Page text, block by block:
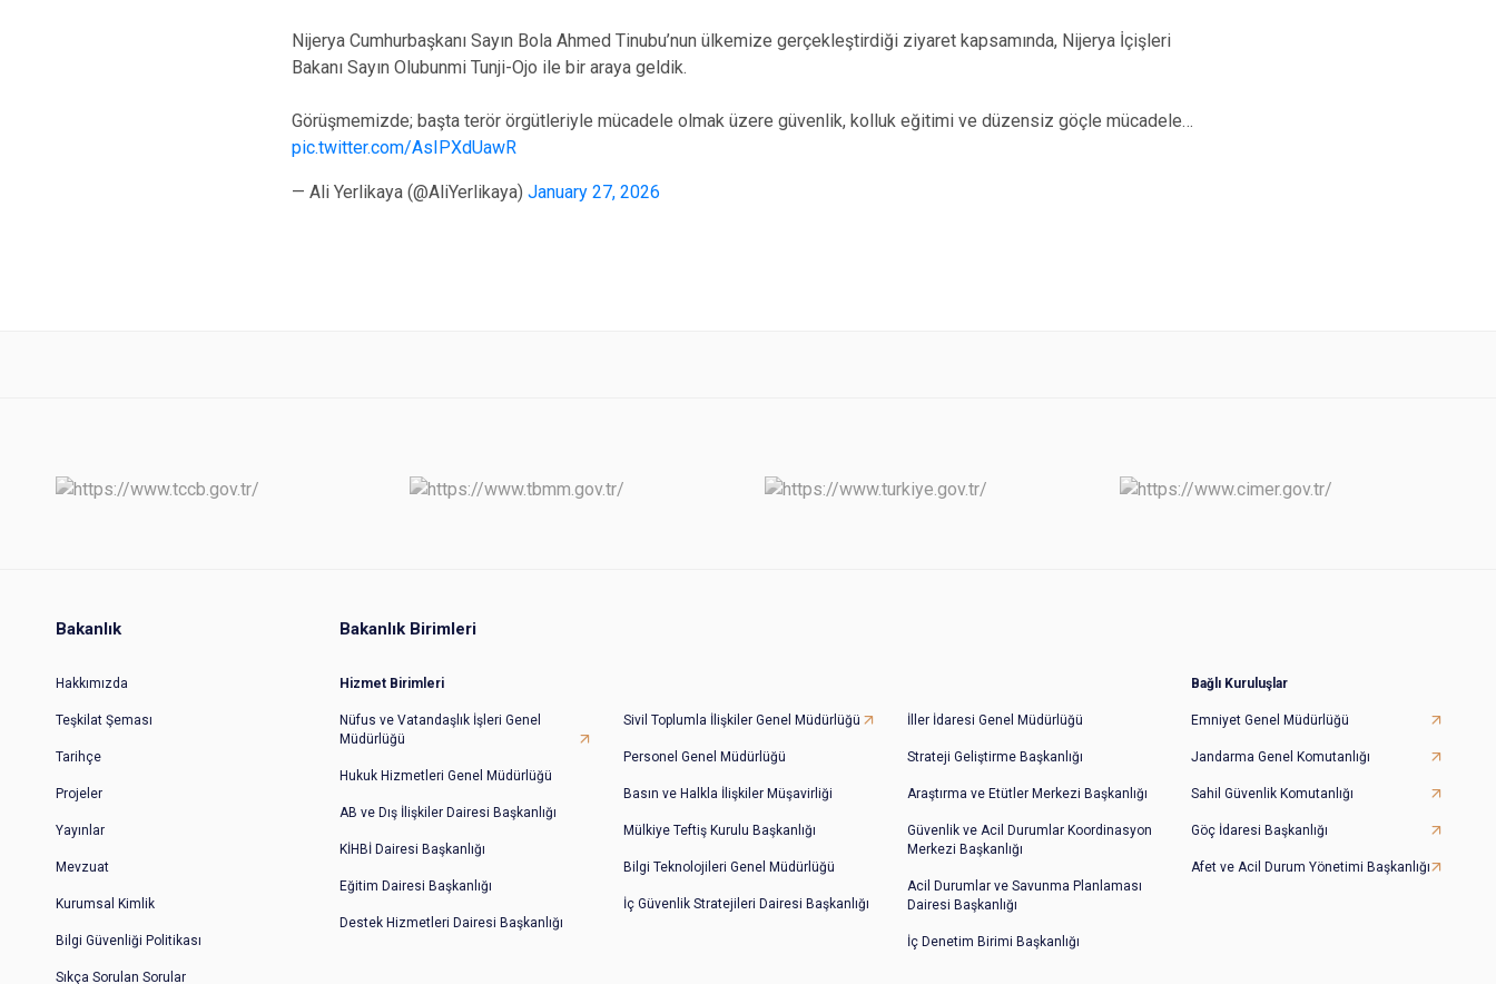
Nijerya Cumhurbaşkanı Sayın Bola Ahmed Tinubu’nun ülkemize gerçekleştirdiği ziyaret kapsamında, Nijerya İçişleri
Bakanı Sayın Olubunmi Tunji-Ojo ile bir araya geldik.
Görüşmemizde; başta terör örgütleriyle mücadele olmak üzere güvenlik, kolluk eğitimi ve düzensiz göçle mücadele…
pic.twitter.com/AsIPXdUawR
— Ali Yerlikaya (@AliYerlikaya) January 27, 2026
Bakanlık
Hakkımızda
Teşkilat Şeması
Tarihçe
Projeler
Yayınlar
Mevzuat
Kurumsal Kimlik
Bilgi Güvenliği Politikası
Sıkça Sorulan Sorular
Bakanlık Birimleri
Hizmet Birimleri
Nüfus ve Vatandaşlık İşleri Genel
Müdürlüğü
Hukuk Hizmetleri Genel Müdürlüğü
AB ve Dış İlişkiler Dairesi Başkanlığı
KİHBİ Dairesi Başkanlığı
Eğitim Dairesi Başkanlığı
Destek Hizmetleri Dairesi Başkanlığı
Sivil Toplumla İlişkiler Genel Müdürlüğü
Personel Genel Müdürlüğü
Basın ve Halkla İlişkiler Müşavirliği
Mülkiye Teftiş Kurulu Başkanlığı
Bilgi Teknolojileri Genel Müdürlüğü
İç Güvenlik Stratejileri Dairesi Başkanlığı
İller İdaresi Genel Müdürlüğü
Strateji Geliştirme Başkanlığı
Araştırma ve Etütler Merkezi Başkanlığı
Güvenlik ve Acil Durumlar Koordinasyon
Merkezi Başkanlığı
Acil Durumlar ve Savunma Planlaması
Dairesi Başkanlığı
İç Denetim Birimi Başkanlığı
Bağlı Kuruluşlar
Emniyet Genel Müdürlüğü
Jandarma Genel Komutanlığı
Sahil Güvenlik Komutanlığı
Göç İdaresi Başkanlığı
Afet ve Acil Durum Yönetimi Başkanlığı